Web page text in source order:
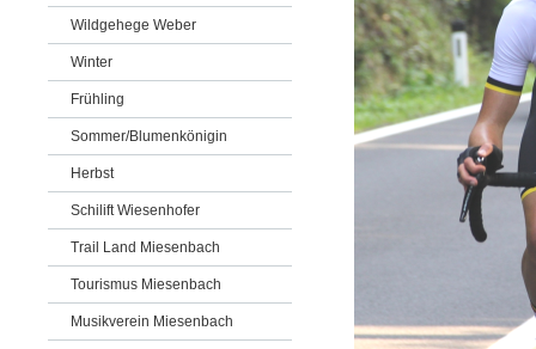
Wildgehege Weber
Winter
Frühling
Sommer/Blumenkönigin
Herbst
Schilift Wiesenhofer
Trail Land Miesenbach
Tourismus Miesenbach
Musikverein Miesenbach